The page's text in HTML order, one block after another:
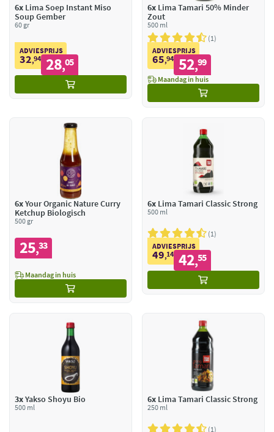
6x Lima Soep Instant Miso
Soup Gember
60 gr
ADVIESPRIJS
32,94 28,05
6xLima Tamari 50% Minder
Zout
500 ml
1
ADVIESPRIJS
65,94 52,99
Maandag in huis
6xYour Organic Nature Curry
Ketchup Biologisch
500 gr
25,33
Maandag in huis
6xLima Tamari Classic Strong
500 ml
1
ADVIESPRIJS
49,14 42,55
3xYakso Shoyu Bio
500 ml
6xLima Tamari Classic Strong
250 ml
1